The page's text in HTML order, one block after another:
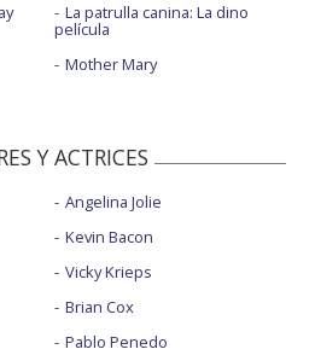
La patrulla canina: La dino
película
Mother Mary
Y ACTRICES
Angelina Jolie
Kevin Bacon
Vicky Krieps
Brian Cox
Pablo Penedo